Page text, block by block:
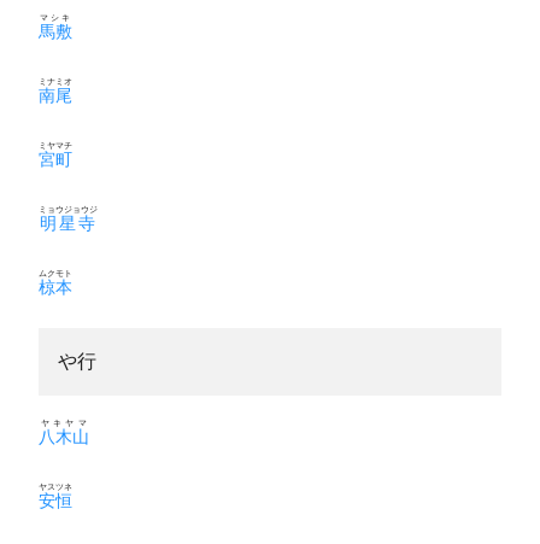
馬敷
マシキ
南尾
ミナミオ
宮町
ミヤマチ
明星寺
ミョウジョウジ
椋本
ムクモト
や行
八木山
ヤキヤマ
安恒
ヤスツネ